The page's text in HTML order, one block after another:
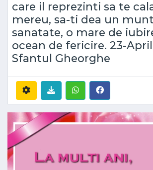
care il reprezinti sa te
mereu, sa-ti dea un
sanatate, o mare de
ocean de fericire. 23-
Sfantul Gheorghe